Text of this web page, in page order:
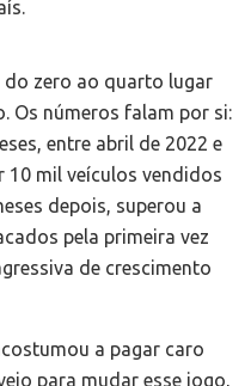
do zero ao quarto lugar
Os números falam por si:
entre abril de 2022 e
10 mil veículos vendidos
depois, superou a
pela primeira vez
de crescimento
a pagar caro
para mudar esse jogo,